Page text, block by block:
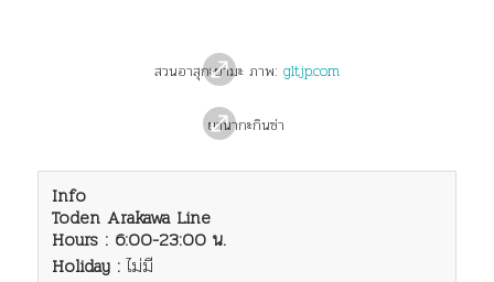
สวนอาสุกะยามะ ภาพ: gltjp.com
ยานากะกินซ่า
Info
Toden Arakawa Line
Hours : 6:00-23:00 น.
Holiday :ไม่มี